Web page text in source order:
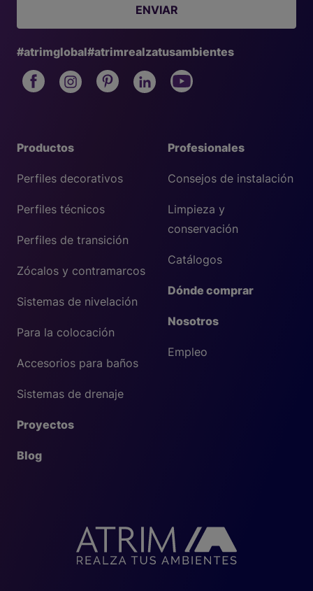
Profesionales
Consejos de instalación
Limpieza y
conservación
Catálogos
Dónde comprar
Nosotros
Empleo
Productos
Perfiles decorativos
Perfiles técnicos
Perfiles de transición
Zócalos y contramarcos
Sistemas de nivelación
Para la colocación
Accesorios para baños
Sistemas de drenaje
Proyectos
Blog
ENVIAR
#atrimglobal#atrimrealzatusambientes